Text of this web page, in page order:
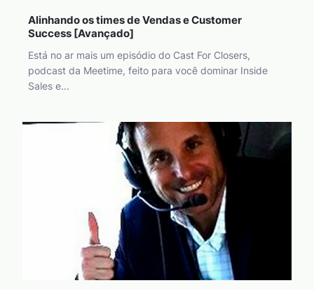
Alinhando os times de Vendas e Customer
Success [Avançado]
Está no ar mais um episódio do Cast For Closers,
podcast da Meetime, feito para você dominar Inside
Sales e...